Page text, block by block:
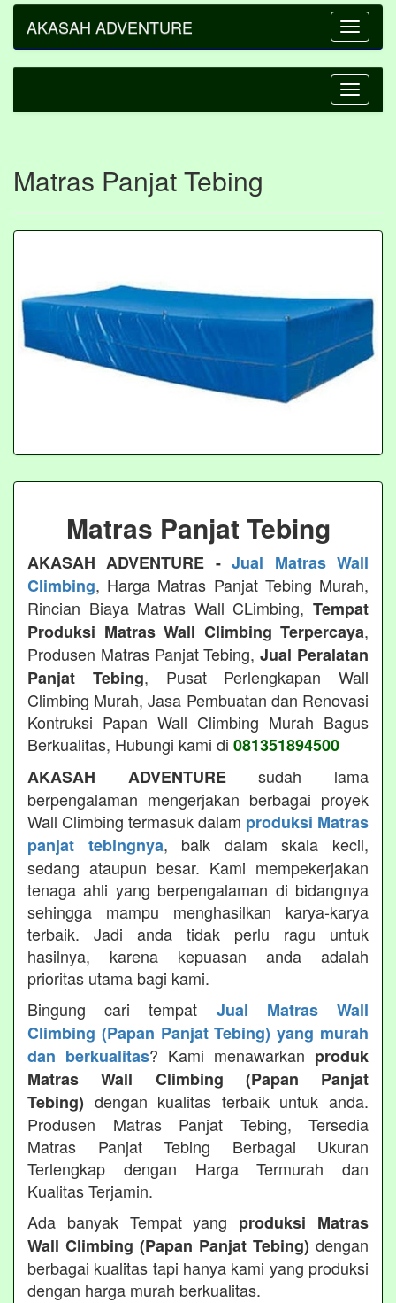
Toggle
AKASAH ADVENTURE
Toggle
Matras Panjat Tebing
Matras Panjat Tebing
AKASAH ADVENTURE -Jual Matras Wall
Climbing, Harga Matras Panjat Tebing Murah,
Rincian Biaya Matras Wall CLimbing, Tempat
Produksi Matras Wall Climbing Terpercaya,
Produsen Matras Panjat Tebing,Jual Peralatan
Panjat Tebing, Pusat Perlengkapan Wall
Climbing Murah, Jasa Pembuatan dan Renovasi
Kontruksi Papan Wall Climbing Murah Bagus
Berkualitas, Hubungi kami di 081351894500
AKASAH ADVENTUREsudah lama
berpengalaman mengerjakan berbagai proyek
Wall Climbing termasuk dalam produksi Matras
panjat tebingnya, baik dalam skala kecil,
sedang ataupun besar. Kami mempekerjakan
tenaga ahli yang berpengalaman di bidangnya
sehingga mampu menghasilkan karya-karya
terbaik. Jadi anda tidak perlu ragu untuk
hasilnya, karena kepuasan anda adalah
prioritas utama bagi kami.
Bingung cari tempat Jual Matras Wall
Climbing (Papan Panjat Tebing) yang murah
dan berkualitas? Kami menawarkan produk
Matras Wall Climbing (Papan Panjat
Tebing) dengan kualitas terbaik untuk anda.
Produsen Matras Panjat Tebing, Tersedia
Matras Panjat Tebing Berbagai Ukuran
Terlengkap dengan Harga Termurah dan
Kualitas Terjamin.
Ada banyak Tempat yang produksi Matras
Wall Climbing (Papan Panjat Tebing) dengan
berbagai kualitas tapi hanya kami yang produksi
dengan harga murah berkualitas.